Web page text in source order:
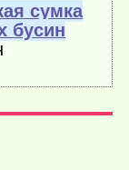
сумка
бусин